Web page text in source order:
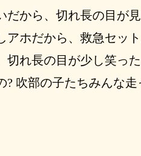
から、切れ長の目が見
アホだから、救急セッ
れ長の目が少し笑った
? 吹部の子たちみんな走